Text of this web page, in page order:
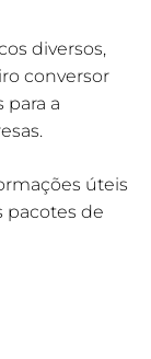
diversos,
conversor
a
úteis
pacotes de